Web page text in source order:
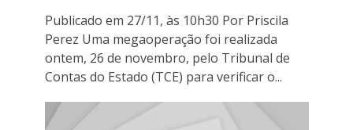
Publicado em 27/11, às 10h30 Por Priscila
Perez Uma megaoperação foi realizada
ontem, 26 de novembro, pelo Tribunal de
Contas do Estado (TCE) para verificar o...